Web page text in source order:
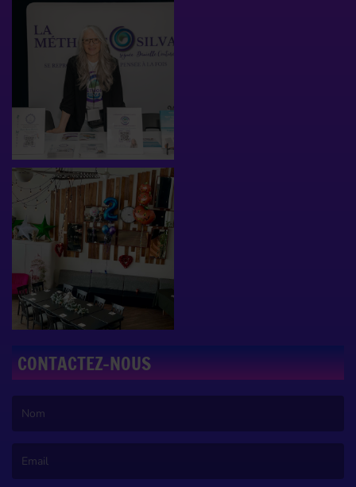
CONTACTEZ-NOUS